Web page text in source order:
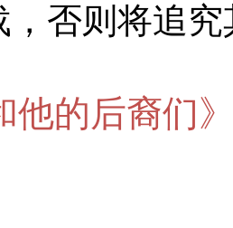
，否则将追
他的后裔们